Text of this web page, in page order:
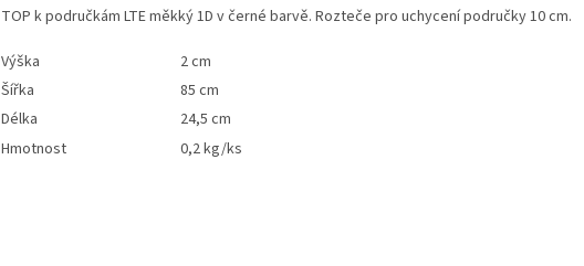
TOP k područkám LTE měkký 1D v černé barvě. Rozteče pro uchycení područky 10 cm.
Výška
2 cm
Šířka
85 cm
Délka
24,5 cm
Hmotnost
0,2 kg/ks